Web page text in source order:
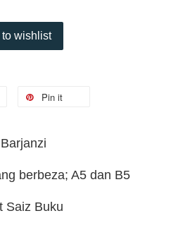
wishlist
Pin it
berbeza; A5 dan B5
Saiz Buku